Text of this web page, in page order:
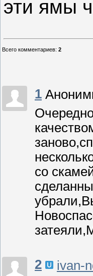
эти ямы
Всего комментариев: 2
1
со
2 ivan-